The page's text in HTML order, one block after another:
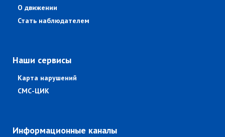
О движении
Стать наблюдателем
Наши сервисы
Карта нарушений
СМС-ЦИК
Информационные каналы